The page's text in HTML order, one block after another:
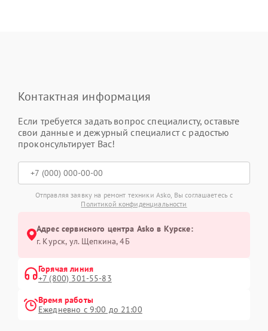
Контактная информация
Если требуется задать вопрос специалисту, оставьте
свои данные и дежурный специалист с радостью
проконсультирует Вас!
Отправляя заявку на ремонт техники Asko, Вы соглашаетесь с
Политикой конфиденциальности
Адрес сервисного центра Asko в Курске:
г. Курск, ул. Щепкина, 4Б
Горячая линия
+7 (800) 301-55-83
Время работы
Ежедневно с 9:00 до 21:00